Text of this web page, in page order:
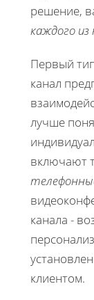
решение,
каждого из
Первый
канал
лучше
включают
канала -
клиентом.